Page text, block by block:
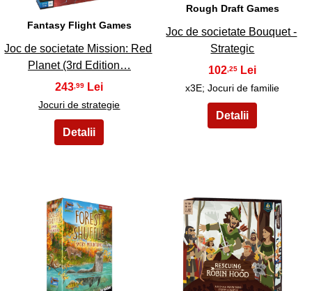
Fantasy Flight Games
Joc de societate Mission: Red
Planet (3rd Edition…
243 ,99
Jocuri de strategie
Rough Draft Games
Joc de societate Bouquet -
Strategic
102 ,25
x3E; Jocuri de familie
7 8